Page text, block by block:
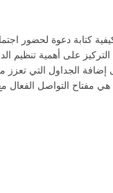
كيفية كتابة دعوة لحضور
على أهمية تنظيم
إضافة الجداول التي تعزز
هي مفتاح التواصل الفعال